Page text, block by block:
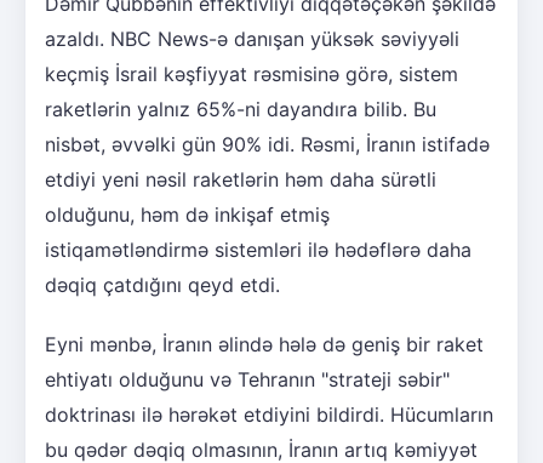
azaldı. NBC News-ə danışan yüksək səviyyəli
keçmiş İsrail kəşfiyyat rəsmisinə görə, sistem
raketlərin yalnız 65%-ni dayandıra bilib. Bu
nisbət, əvvəlki gün 90% idi. Rəsmi, İranın istifadə
etdiyi yeni nəsil raketlərin həm daha sürətli
olduğunu, həm də inkişaf etmiş
istiqamətləndirmə sistemləri ilə hədəflərə daha
dəqiq çatdığını qeyd etdi.
Eyni mənbə, İranın əlində hələ də geniş bir raket
ehtiyatı olduğunu və Tehranın "strateji səbir"
doktrinası ilə hərəkət etdiyini bildirdi. Hücumların
bu qədər dəqiq olmasının, İranın artıq kəmiyyət